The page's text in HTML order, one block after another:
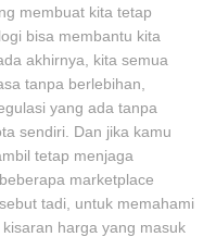
membuat kita tetap
bisa membantu kita
akhirnya, kita semua
tanpa berlebihan,
yang ada tanpa
sendiri. Dan jika kamu
tetap menjaga
marketplace
tadi, untuk memahami
harga yang masuk